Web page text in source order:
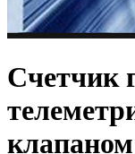
Счетчик